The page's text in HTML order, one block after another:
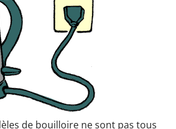
de bouilloire ne sont pas tous